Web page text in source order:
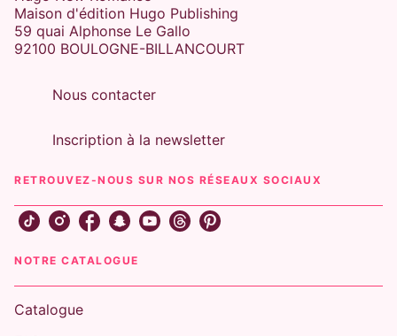
ENEMIES-TO-LOVERS
Jana Rouze
Maison d'édition Hugo Publishing
59 quai Alphonse Le Gallo
92100 BOULOGNE-BILLANCOURT
Nous contacter
Inscription à la newsletter
RETROUVEZ-NOUS SUR NOS RÉSEAUX SOCIAUX
NOTRE CATALOGUE
Catalogue